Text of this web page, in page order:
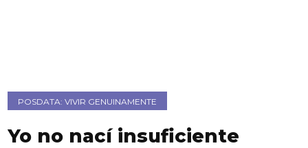
POSDATA: VIVIR GENUINAMENTE
Yo no nací insuficiente